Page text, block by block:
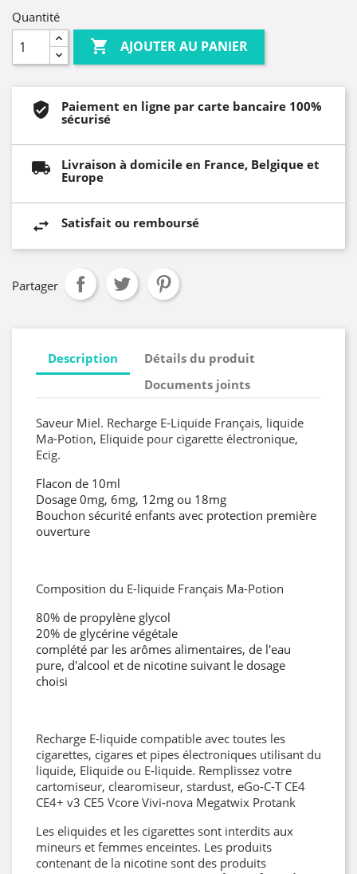
Quantité
 AJOUTER AU PANIER
Paiement en ligne par carte bancaire 100%
sécurisé
Livraison à domicile en France, Belgique et
Europe
Satisfait ou remboursé
Partager
Description
Détails du produit
Documents joints
Saveur Miel. Recharge E-Liquide Français, liquide
Ma-Potion, Eliquide pour cigarette électronique,
Ecig.
Flacon de 10ml
Dosage 0mg, 6mg, 12mg ou 18mg
Bouchon sécurité enfants avec protection première
ouverture
Composition du E-liquide Français Ma-Potion
80% de propylène glycol
20% de glycérine végétale
complété par les arômes alimentaires, de l'eau
pure, d'alcool et de nicotine suivant le dosage
choisi
Recharge E-liquide compatible avec toutes les
cigarettes, cigares et pipes électroniques utilisant du
liquide, Eliquide ou E-liquide. Remplissez votre
cartomiseur, clearomiseur, stardust, eGo-C-T CE4
CE4+ v3 CE5 Vcore Vivi-nova Megatwix Protank
Les eliquides et les cigarettes sont interdits aux
mineurs et femmes enceintes. Les produits
contenant de la nicotine sont des produits